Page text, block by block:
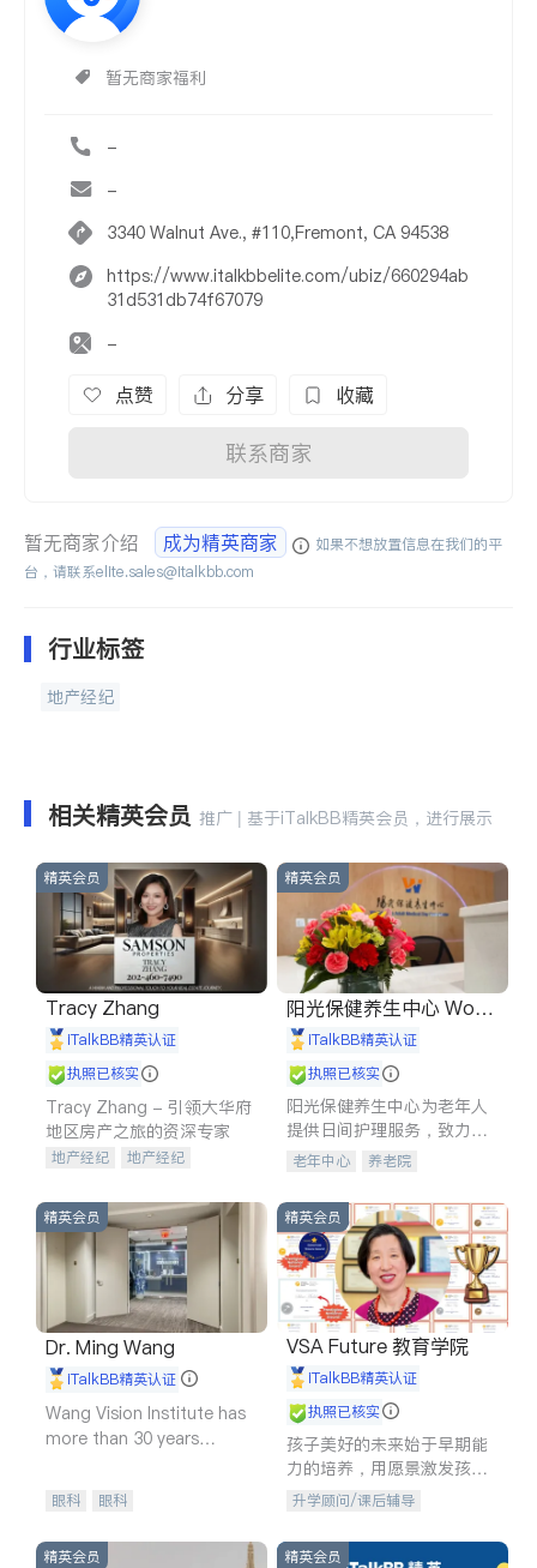
暂无商家福利
-
-
3340 Walnut Ave., #110,Fremont, CA 94538
https://www.italkbbelite.com/ubiz/660294ab
31d531db74f67079
-
点赞 分享 收藏
联系商家
暂无商家介绍 成为精英商家
如果不想放置信息在我们的平
台，请联系elite.sales@italkbb.com
行业标签
地产经纪
相关精英会员 推广 | 基于iTalkBB精英会员，进行展示
精英会员
Tracy Zhang
iTalkBB精英认证
执照已核实
Tracy Zhang - 引领大华府
地区房产之旅的资深专家
地产经纪
地产经纪
商铺租售
开发商建商
精英会员
阳光保健养生中心 World
shine
iTalkBB精英认证
执照已核实
阳光保健养生中心为老年人
提供日间护理服务，致力于
通过持续的护理创新来有效
老年中心 养老院
精英会员
Dr. Ming Wang
iTalkBB精英认证
Wang Vision Institute has
more than 30 years
眼科 眼科
精英会员
VSA Future 教育学院
iTalkBB精英认证
执照已核实
孩子美好的未来始于早期能
力的培养，用愿景激发孩子
的学习潜力和动力。理念：
拥有成长型心态是成功的基
石。
升学顾问/课后辅导
精英会员 精英会员